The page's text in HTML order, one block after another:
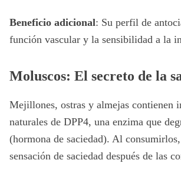
Beneficio adicional: Su perfil de
función vascular y la sensibilidad a la
Moluscos: El secreto de la
Mejillones, ostras y almejas contienen
naturales de DPP4, una enzima que
(hormona de saciedad). Al
sensación de saciedad después de las